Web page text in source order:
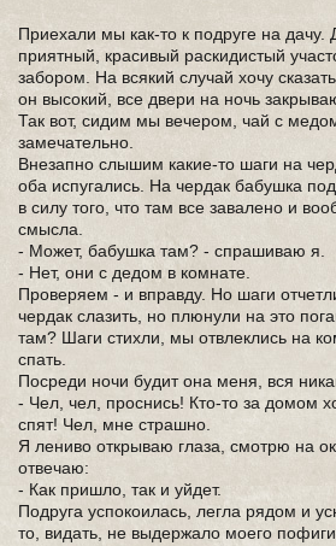
Приехали мы как-то к подруге на
приятный, красивый раскидистый
забором. На всякий случай хочу
он высокий, все двери на ночь
Так вот, сидим мы вечером, чай с
замечательно.
Внезапно слышим какие-то шаги на
оба испугались. На чердак бабушка
в силу того, что там все завалено и
смысла.
- Может, бабушка там? - спрашиваю я.
- Нет, они с дедом в комнате.
Проверяем - и вправду. Но шаги
чердак слазить, но плюнули на это
там? Шаги стихли, мы отвлеклись на
спать.
Посреди ночи будит она меня, вся
- Чел, чел, проснись! Кто-то за домом
спят! Чел, мне страшно.
Я лениво открываю глаза, смотрю на
отвечаю:
- Как пришло, так и уйдет.
Подруга успокоилась, легла рядом и
то, видать, не выдержало моего